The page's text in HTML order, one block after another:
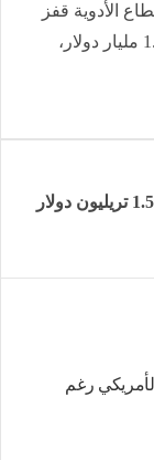
الأدوية قفز
بنسبة 41.9% على أساس سنوي، مسجلًا 1.56 مليار دولار،
قفزة تريليونية.. عمالقة التكنولوجيا يربحون 1.5 تريليون دولار
الأمريكي رغم